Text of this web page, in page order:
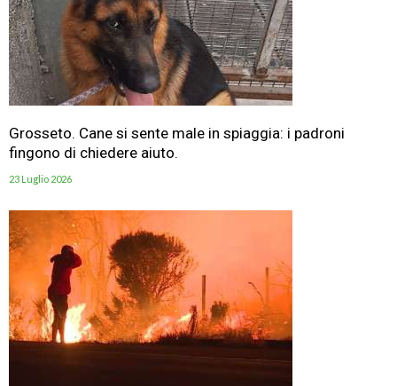
Grosseto. Cane si sente male in spiaggia: i padroni
fingono di chiedere aiuto.
23 Luglio 2026